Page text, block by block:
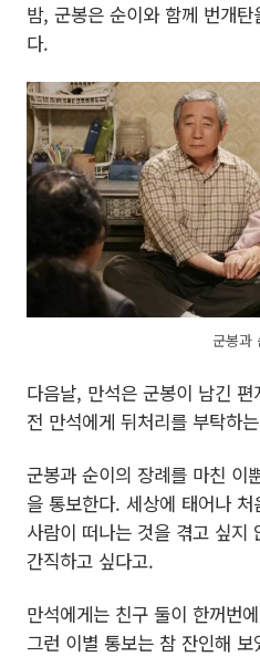
밤, 군봉은 순이와 함께 번개
다.
군봉과
다음날, 만석은 군봉이 남긴
전 만석에게 뒤처리를 부탁하
군봉과 순이의 장례를 마친 이
을 통보한다. 세상에 태어나
사람이 떠나는 것을 겪고 싶지
간직하고 싶다고.
만석에게는 친구 둘이 한꺼번
그런 이별 통보는 참 잔인해